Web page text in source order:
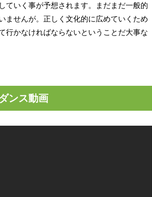
ていく事が予想されます。まだまだ一般的
ませんが。正しく文化的に広めていくため
行かなければならないということだ大事な
ンス動画